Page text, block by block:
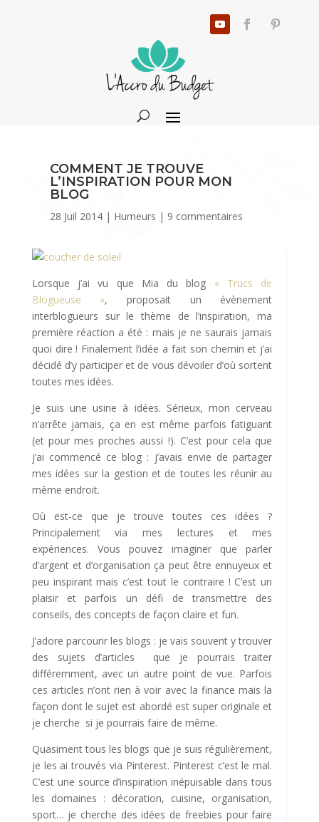
COMMENT JE TROUVE
L’INSPIRATION POUR MON
BLOG
28 Juil 2014| Humeurs | 9 commentaires
Lorsque j’ai vu que Mia du blog « Trucs de
Blogueuse », proposait un évènement
interblogueurs sur le thème de l’inspiration, ma
première réaction a été : mais je ne saurais jamais
quoi dire ! Finalement l’idée a fait son chemin et j’ai
décidé d’y participer et de vous dévoiler d’où sortent
toutes mes idées.
Je suis une usine à idées. Sérieux, mon cerveau
n’arrête jamais, ça en est même parfois fatiguant
(et pour mes proches aussi !). C’est pour cela que
j’ai commencé ce blog : j’avais envie de partager
mes idées sur la gestion et de toutes les réunir au
même endroit.
Où est-ce que je trouve toutes ces idées ?
Principalement via mes lectures et mes
expériences. Vous pouvez imaginer que parler
d’argent et d’organisation ça peut être ennuyeux et
peu inspirant mais c’est tout le contraire ! C’est un
plaisir et parfois un défi de transmettre des
conseils, des concepts de façon claire et fun.
J’adore parcourir les blogs : je vais souvent y trouver
des sujets d’articles que je pourrais traiter
différemment, avec un autre point de vue. Parfois
ces articles n’ont rien à voir avec la finance mais la
façon dont le sujet est abordé est super originale et
je cherche si je pourrais faire de même.
Quasiment tous les blogs que je suis régulièrement,
je les ai trouvés via Pinterest. Pinterest c’est le mal.
C’est une source d’inspiration inépuisable dans tous
les domaines : décoration, cuisine, organisation,
sport… je cherche des idées de freebies pour faire